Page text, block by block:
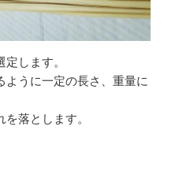
します。
うに一定の長さ、重量に
落とします。